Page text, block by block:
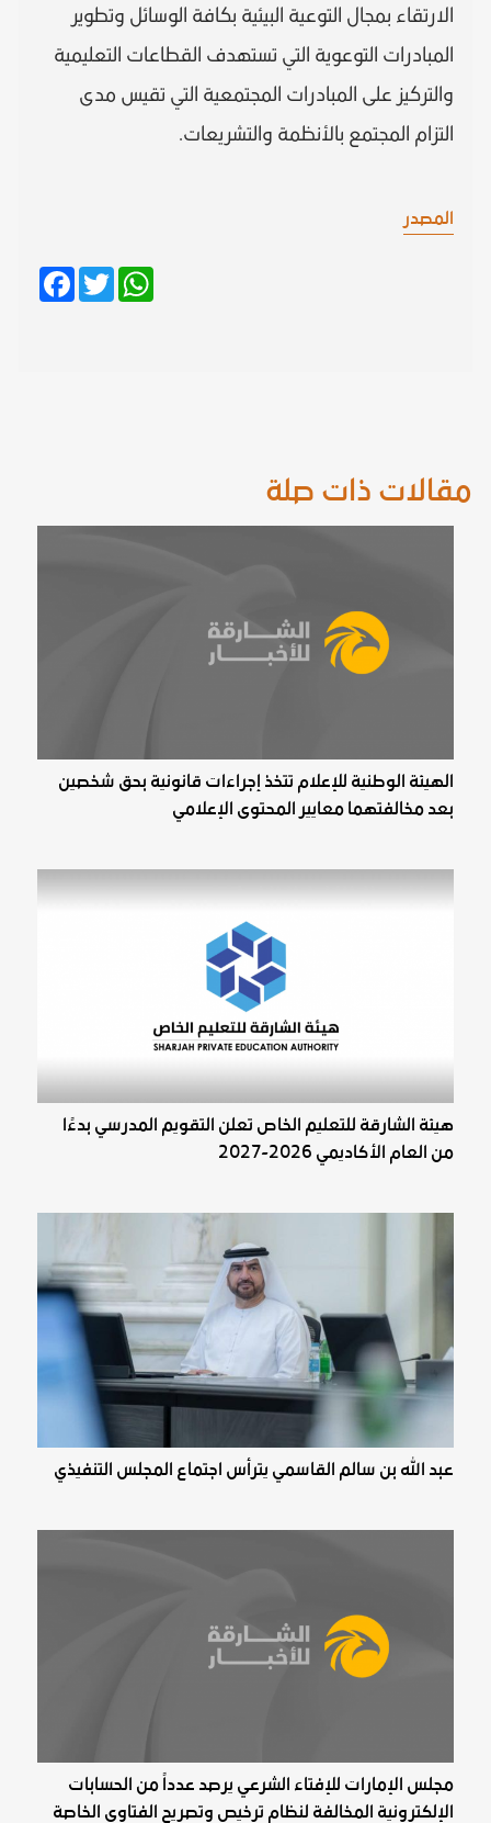
مقالات ذات صلة
الهيئة الوطنية للإعلام تتخذ إجراءات قانونية بحق شخصين
بعد مخالفتهما معايير المحتوى الإعلامي
هيئة الشارقة للتعليم الخاص تعلن التقويم المدرسي بدءًا
من العام الأكاديمي 2026-2027
عبد الله بن سالم القاسمي يترأس اجتماع المجلس التنفيذي
مجلس الإمارات للإفتاء الشرعي يرصد عدداً من الحسابات
الإلكترونية المخالفة لنظام ترخيص وتصريح الفتاوى الخاصة
الارتقاء بمجال التوعية البيئية بكافة الوسائل وتطوير
المبادرات التوعوية التي تستهدف القطاعات التعليمية
والتركيز على المبادرات المجتمعية التي تقيس مدى
التزام المجتمع بالأنظمة والتشريعات.
المصدر
Facebook
Twitter